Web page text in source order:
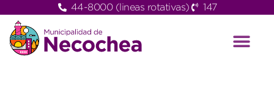
44-8000 (lineas rotativas) 147